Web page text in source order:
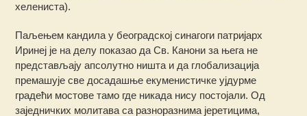
хелениста).
Паљењем кандила у београдској синагоги патријарх
Иринеј је на делу показао да Св. Канони за њега не
представљају апсолутно ништа и да глобализација
премашује све досадашње екуменистичке ујдурме
градећи мостове тамо где никада нису постојали. Од
заједничких молитава са разноразнима јеретицима,